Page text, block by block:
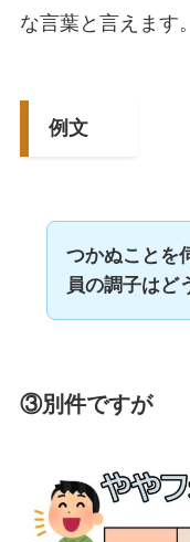
な言葉と言えます。
例文
つかぬことを
員の調子はど
③別件ですが